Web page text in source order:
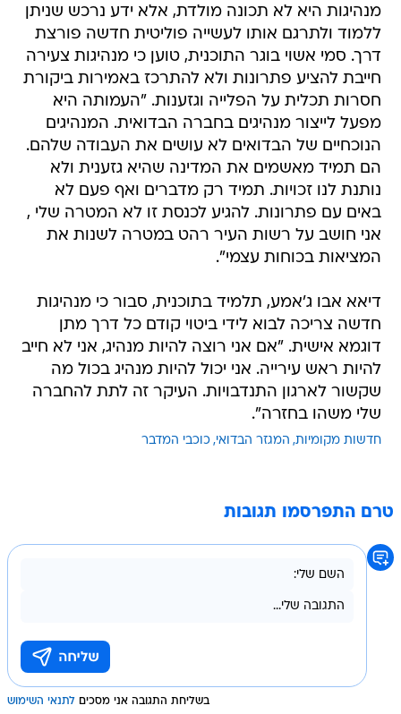
מנהיגות היא לא תכונה מולדת, אלא ידע נרכש שניתן
ללמוד ולתרגם אותו לעשייה פוליטית חדשה פורצת
דרך. סמי אשוי בוגר התוכנית, טוען כי מנהיגות צעירה
חייבת להציע פתרונות ולא להתרכז באמירות ביקורת
חסרות תכלית על הפלייה וגזענות. "העמותה היא
מפעל לייצור מנהיגים בחברה הבדואית. המנהיגים
הנוכחיים של הבדואים לא עושים את העבודה שלהם.
הם תמיד מאשמים את המדינה שהיא גזענית ולא
נותנת לנו זכויות. תמיד רק מדברים ואף פעם לא
באים עם פתרונות. להגיע לכנסת זו לא המטרה שלי ,
אני חושב על רשות העיר רהט במטרה לשנות את
המציאות בכוחות עצמי".
דיאא אבו ג'אמע, תלמיד בתוכנית, סבור כי מנהיגות
חדשה צריכה לבוא לידי ביטוי קודם כל דרך מתן
דוגמא אישית. "אם אני רוצה להיות מנהיג, אני לא חייב
להיות ראש עירייה. אני יכול להיות מנהיג בכול מה
שקשור לארגון התנדבויות. העיקר זה לתת להחברה
שלי משהו בחזרה".
חדשות מקומיות המגזר הבדואי כוכבי המדבר
טרם התפרסמו תגובות
בשליחת התגובה אני מסכים לתנאי השימוש